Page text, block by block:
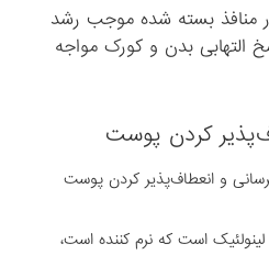
منافذ بسته شده موجب رشد
التهابی بدن و کورک مواجه
و انعطاف‌پذیر کردن پوست
است که نرم کننده است،